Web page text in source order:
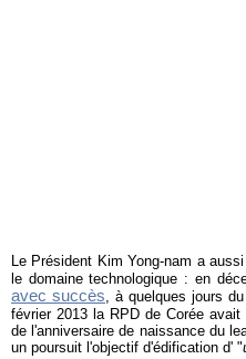
Le Président Kim Yong-nam a
le domaine technologique : en
avec succès, à quelques jours
février 2013 la RPD de Corée avait
de l'anniversaire de naissance du
un poursuit l'objectif d'édification d' "